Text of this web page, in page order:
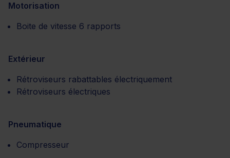
Motorisation
Boite de vitesse 6 rapports
Extérieur
Rétroviseurs rabattables électriquement
Rétroviseurs électriques
Pneumatique
Compresseur